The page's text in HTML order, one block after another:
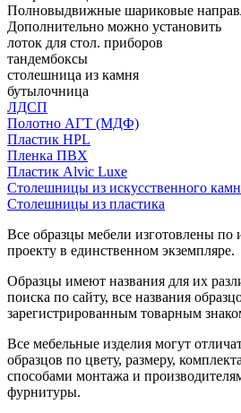
Полновыдвижные шариковые
Дополнительно можно установить
лоток для стол. приборов
тандембоксы
столешница из камня
бутылочница
ЛДСП
Полотно АГТ (МДФ)
Пластик HPL
Пленка ПВХ
Пластик Alvic Luxe
Столешницы из искусственного
Столешницы из пластика
Все образцы мебели изготовлены по
проекту в единственном экземпляре.
Образцы имеют названия для их
поиска по сайту, все названия
зарегистрированным товарным
Все мебельные изделия могут
образцов по цвету, размеру,
способами монтажа и
фурнитуры.